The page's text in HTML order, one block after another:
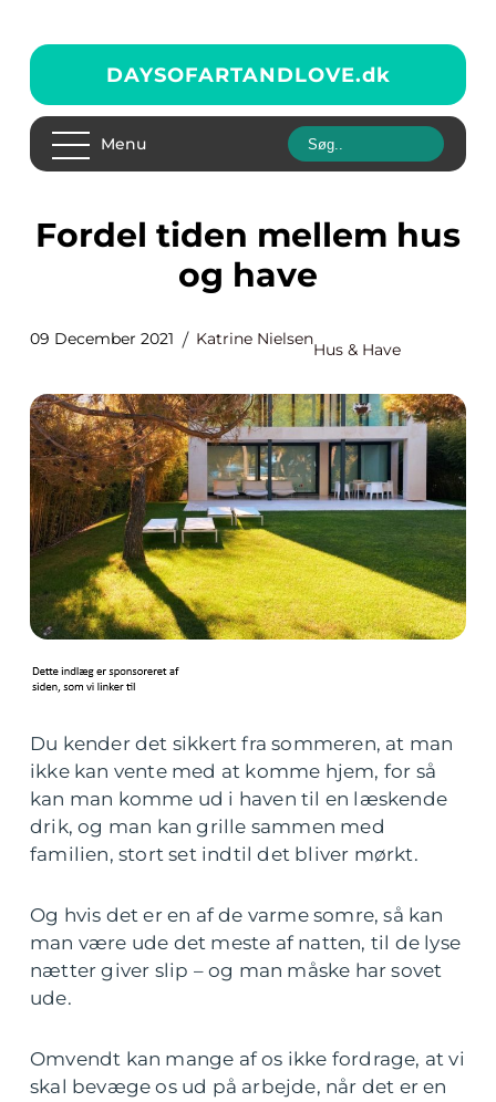
DAYSOFARTANDLOVE.dk
Menu
Fordel tiden mellem hus
og have
09 December 2021 Katrine Nielsen
Hus & Have
Du kender det sikkert fra sommeren, at man
ikke kan vente med at komme hjem, for så
kan man komme ud i haven til en læskende
drik, og man kan grille sammen med
familien, stort set indtil det bliver mørkt.
Og hvis det er en af de varme somre, så kan
man være ude det meste af natten, til de lyse
nætter giver slip – og man måske har sovet
ude.
Omvendt kan mange af os ikke fordrage, at vi
skal bevæge os ud på arbejde, når det er en